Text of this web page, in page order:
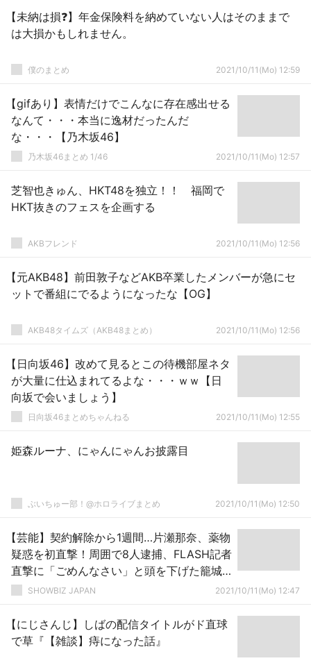
【未納は損❓】年金保険料を納めていない人はそのままで
は大損かもしれません。
僕のまとめ 2021/10/11(Mo) 12:59
【gifあり】表情だけでこんなに存在感出せる
なんて・・・本当に逸材だったんだ
な・・・【乃木坂46】
乃木坂46まとめ 1/46 2021/10/11(Mo) 12:57
芝智也きゅん、HKT48を独立！！ 福岡で
HKT抜きのフェスを企画する
AKBフレンド 2021/10/11(Mo) 12:56
【元AKB48】前田敦子などAKB卒業したメンバーが急にセ
ットで番組にでるようになったな【OG】
AKB48タイムズ（AKB48まとめ） 2021/10/11(Mo) 12:56
【日向坂46】改めて見るとこの待機部屋ネタ
が大量に仕込まれてるよな・・・ｗｗ【日
向坂で会いましょう】
日向坂46まとめちゃんねる 2021/10/11(Mo) 12:55
姫森ルーナ、にゃんにゃんお披露目
ぶいちゅー部！@ホロライブまとめ 2021/10/11(Mo) 12:50
【芸能】契約解除から1週間…片瀬那奈、薬物
疑惑を初直撃！周囲で8人逮捕、FLASH記者
直撃に「ごめんなさい」と頭を下げた籠城
生活の今
SHOWBIZ JAPAN 2021/10/11(Mo) 12:47
【にじさんじ】しばの配信タイトルがド直球
で草『【雑談】痔になった話』